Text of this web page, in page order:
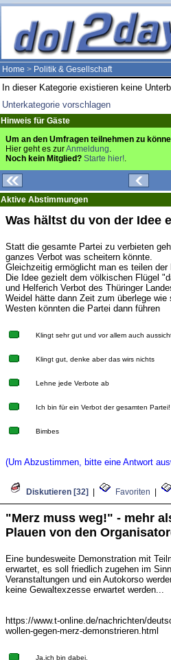
Home > Politik & Gesellschaft
In dieser Kategorie existieren keine
Unterkategorie vorschlagen
Hinweis für Gäste
Um an den Umfragen teilnehmen zu
Hier geht es zurAnmeldung.
Noch kein Mitglied? Starte hier!.
Aktive Abstimmungen
Was hältst du von der Idee
Statt die gesamte Partei zu verbieten
ganzes Verbot was scheitern könnte.
Gleichzeitig ermöglicht man es teilen der
Die Idee gezielt dem völkischen Flügel
und Helferich Verbot des Thüringer
Weidel hätte dann Zeit zum überlege
Westen könnten die Partei dann führen
Klingt sehr gut und vor allem auch
Klingt gut, denke aber das wirs nichts
Lehne jede Verbote ab
Ich bin für ein Verbot der gesamten Partei!
Bimbes
(Um Abzustimmen, bitte eine Antwort
Diskutieren [32] Favoriten
"Merz muss weg!" - mehr
Plauen von den
Eine bundesweite Demonstration mit
erwartet, es soll friedlich zugehen im
Veranstaltungen und ein Autokorso
keine Gewaltexzesse erwartet werden...
https://www.t-online.de/nachrichten/
wollen-gegen-merz-demonstrieren.html
Ja,ich bin dabei.